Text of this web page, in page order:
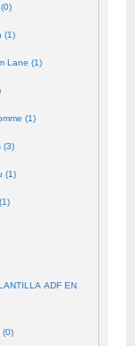
(1)
Lane (1)
(1)
(3)
(1)
ADF EN
(0)